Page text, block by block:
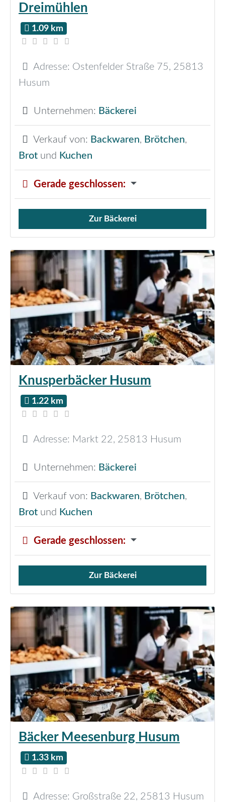
Dreimühlen
1.09 km
Adresse: Ostenfelder Straße 75, 25813
Husum
Unternehmen: Bäckerei
Verkauf von: Backwaren, Brötchen,
Brot und Kuchen
Gerade geschlossen:
Verkauf von Brötchen,
Zur Bäckerei
Knusperbäcker Husum
1.22 km
Adresse: Markt 22, 25813 Husum
Unternehmen: Bäckerei
Verkauf von: Backwaren, Brötchen,
Brot und Kuchen
Gerade geschlossen:
Verkauf von Brötchen,
Zur Bäckerei
Bäcker Meesenburg Husum
1.33 km
Adresse: Großstraße 22, 25813 Husum